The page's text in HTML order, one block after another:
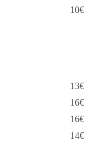
10€
13€
16€
16€
14€